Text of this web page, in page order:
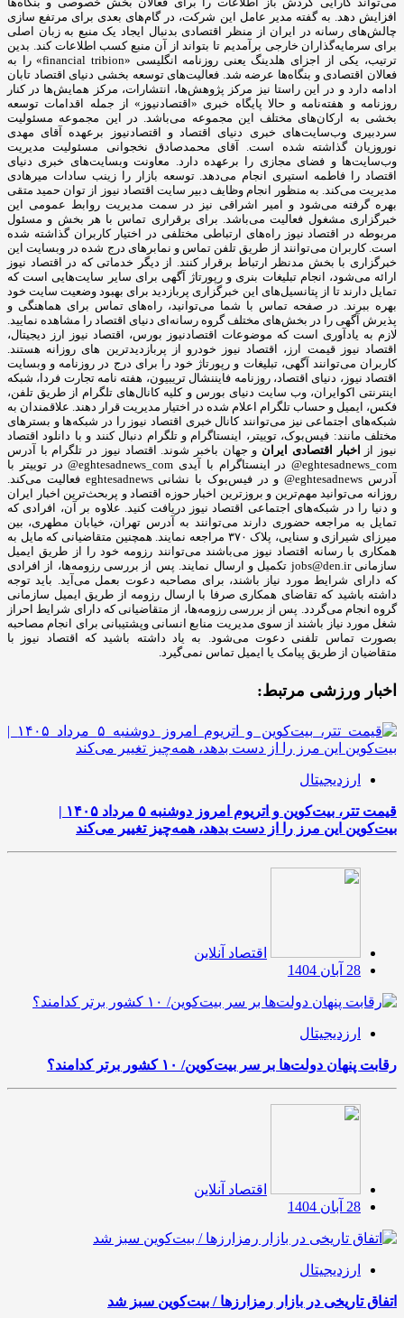
افزایش دهد. به گفته مدیر عامل این شرکت، در گام‌های بعدی برای مرتفع سازی
چالش‌های رسانه در ایران از منظر اقتصادی بدنبال ایجاد یک منبع به زبان اصلی
برای سرمایه‌گذاران خارجی برآمدیم تا بتواند از آن منبع کسب اطلاعات کند. بدین
ترتیب، یکی از اجزای هلدینگ یعنی روزنامه انگلیسی «financial tribion» را به
فعالان اقتصادی و بنگاه‌ها عرضه شد. فعالیت‌های توسعه بخشی دنیای اقتصاد تابان
ادامه دارد و در این راستا نیز مرکز پژوهش‌ها، انتشارات، مرکز همایش‌ها در کنار
روزنامه و هفته‌نامه و حالا پایگاه خبری «اقتصادنیوز» از جمله اقدامات توسعه
بخشی به ارکان‌های مختلف این مجموعه می‌باشد. در این مجموعه مسئولیت
سردبیری وب‌سایت‌های خبری دنیای اقتصاد و اقتصادنیوز برعهده آقای مهدی
نوروزیان گذاشته شده است. آقای محمدصادق نخجوانی مسئولیت مدیریت
وب‌سایت‌ها و فضای مجازی را برعهده دارد. معاونت وبسایت‌های خبری دنیای
اقتصاد را فاطمه استیری انجام می‌دهد. توسعه بازار را زینب سادات میرهادی
مدیریت می‌کند. به منظور انجام وظایف دبیر سایت اقتصاد نیوز از توان حمید متقی
بهره گرفته می‌شود و امیر اشراقی نیز در سمت مدیریت روابط عمومی این
خبرگزاری مشغول فعالیت می‌باشد. برای برقراری تماس با هر بخش و مسئول
مربوطه در اقتصاد نیوز راه‌های ارتباطی مختلفی در اختیار کاربران گذاشته شده
است. کاربران می‌توانند از طریق تلفن تماس و نمابرهای درج شده در وبسایت این
خبرگزاری با بخش مدنظر ارتباط برقرار کنند. از دیگر خدماتی که در اقتصاد نیوز
ارائه می‌شود، انجام تبلیغات بنری و رپورتاژ آگهی برای سایر سایت‌هایی است که
تمایل دارند تا از پتانسیل‌های این خبرگزاری پربازدید برای بهبود وضعیت سایت خود
بهره ببرند. در صفحه تماس با شما می‌توانید، راه‌های تماس برای هماهنگی و
پذیرش آگهی را در بخش‌های مختلف گروه رسانه‌ای دنیای اقتصاد را مشاهده نمایید.
لازم به یادآوری است که موضوعات اقتصادنیوز بورس، اقتصاد نیوز ارز دیجیتال،
اقتصاد نیوز قیمت ارز، اقتصاد نیوز خودرو از پربازدیدترین های روزانه هستند.
کاربران می‌توانند آگهی، تبلیغات و رپورتاژ خود را برای درج در روزنامه و وبسایت
اقتصاد نیوز، دنیای اقتصاد، روزنامه فایننشال تریبیون، هفته نامه تجارت فردا، شبکه
اینترنتی اکوایران، وب سایت دنیای بورس و کلیه کانال‌های تلگرام از طریق تلفن،
فکس، ایمیل و حساب تلگرام اعلام شده در اختیار مدیریت قرار دهند. علاقمندان به
شبکه‎‌های اجتماعی نیز می‌توانند کانال خبری اقتصاد نیوز را در شبکه‌ها و بسترهای
مختلف مانند: فیس‌بوک، توییتر، اینستاگرام و تلگرام دنبال کنند و با دانلود اقتصاد
نیوز از اخبار اقتصادی ایران و جهان باخبر شوند. اقتصاد نیوز در تلگرام با آدرس
eghtesadnews_com@ در اینستاگرام با آیدی eghtesadnews_com@ در توییتر با
آدرس eghtesadnews@ و در فیس‌بوک با نشانی eghtesadnews فعالیت می‌کند.
روزانه می‌توانید مهم‌ترین و بروزترین اخبار حوزه اقتصاد و پربحث‌ترین اخبار ایران
و دنیا را در شبکه‌های اجتماعی اقتصاد نیوز دریافت کنید. علاوه بر آن، افرادی که
تمایل به مراجعه حضوری دارند می‌توانند به آدرس تهران، خیابان مطهری، بین
میرزای شیرازی و سنایی، پلاک ۳۷۰ مراجعه نمایند. همچنین متقاضیانی که مایل به
همکاری با رسانه‌ اقتصاد نیوز می‌باشند می‌توانند رزومه خود را از طریق ایمیل
سازمانی jobs@den.ir تکمیل و ارسال نمایند. پس از بررسی رزومه‌ها، از افرادی
که دارای شرایط مورد نیاز باشند، برای مصاحبه دعوت بعمل می‌آید. باید توجه
داشته باشید که تقاضای همکاری صرفا با ارسال رزومه از طریق ایمیل سازمانی
گروه انجام می‌گردد. پس از بررسی رزومه‌ها، از متقاضیانی که دارای شرایط احراز
شغل مورد نیاز باشند از سوی مدیریت منابع انسانی وپشتیبانی برای انجام مصاحبه
بصورت تماس تلفنی دعوت می‌شود. به یاد داشته باشید که اقتصاد نیوز با
متقاضیان از طریق پیامک یا ایمیل تماس نمی‌گیرد.
اخبار ورزشی مرتبط:
ارزدیجیتال
قیمت تتر، بیت‌کوین و اتریوم امروز دوشنبه ۵ مرداد ۱۴۰۵ |
بیت‌کوین این مرز را از دست بدهد، همه‌چیز تغییر می‌کند
اقتصاد آنلاین
28 آبان 1404
ارزدیجیتال
رقابت پنهان دولت‌ها بر سر بیت‌کوین/ ۱۰ کشور برتر کدامند؟
اقتصاد آنلاین
28 آبان 1404
ارزدیجیتال
اتفاق تاریخی در بازار رمزارزها / بیت‌کوین سبز شد